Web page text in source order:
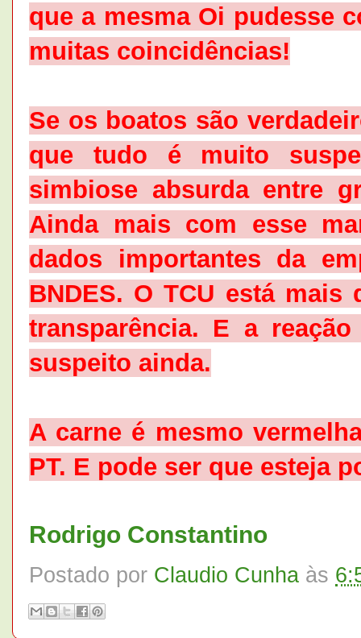
que a mesma Oi pudesse
muitas coincidências!
Se os boatos são
que tudo é muito
simbiose absurda entre
Ainda mais com esse
dados importantes da
BNDES. O TCU está
transparência. E a
suspeito ainda.
A carne é mesmo
PT. E pode ser que esteja
Rodrigo Constantino
Postado por Claudio Cunha às